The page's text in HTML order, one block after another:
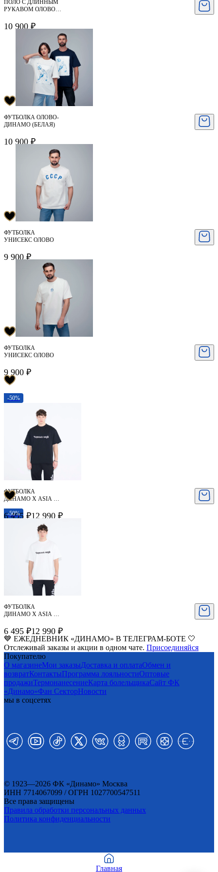
ПОЛО С ДЛИННЫМ
РУКАВОМ ОЛОВО-
10 900 ₽
ФУТБОЛКА ОЛОВО-
ДИНАМО (БЕЛАЯ)
10 900 ₽
ФУТБОЛКА
УНИСЕКС ОЛОВО
9 900 ₽
ФУТБОЛКА
УНИСЕКС ОЛОВО
9 900 ₽
-50%
ФУТБОЛКА
ДИНАМО X ASIA ST
6 495 ₽12 990 ₽
-50%
ФУТБОЛКА
ДИНАМО X ASIA ST
6 495 ₽12 990 ₽
💙 ЕЖЕДНЕВНИК «ДИНАМО» В ТЕЛЕГРАМ-БОТЕ 🤍
Отслеживай заказы и акции в одном чате. Присоединяйся
Покупателю
О магазинеМои заказыДоставка и оплатаОбмен и
возвратКонтактыПрограмма лояльностиОптовые
продажиТермонанесениеКарта болельщикаСайт ФК
«Динамо»Фан CекторНовости
мы в соцсетях
© 1923—2026 ФК «Динамо» Москва
ИНН 7714067099 / ОГРН 1027700547511
Все права защищены
Правила обработки персональных данных
Политика конфиденциальности
Главная